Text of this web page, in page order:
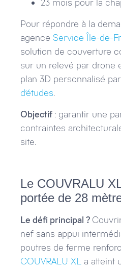
23 mois pour la
Pour répondre à la
agence Service Île-de-
solution de couverture
sur un relevé par drone
plan 3D personnalisé
d’études.
Objectif : garantir une
contraintes
site.
Le COUVRALU
portée de 28
Le défi principal ?
nef sans appui
poutres de ferme
COUVRALU XL a atteint